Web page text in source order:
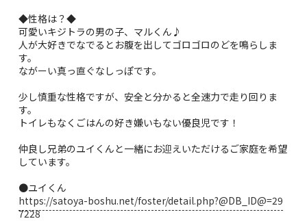
◆性格は？◆
可愛いキジトラの男の子、マルくん♪
人が大好きでなでるとお腹を出してゴロゴロのどを鳴らしま
す。
ながーい真っ直ぐなしっぽです。
少し慎重な性格ですが、安全と分かると全速力で走り回りま
す。
トイレもなくごはんの好き嫌いもない優良児です！
仲良し兄弟のユイくんと一緒にお迎えいただけるご家庭を希望
しています。
●ユイくん
https://satoya-boshu.net/foster/detail.php?@DB_ID@=29
7228